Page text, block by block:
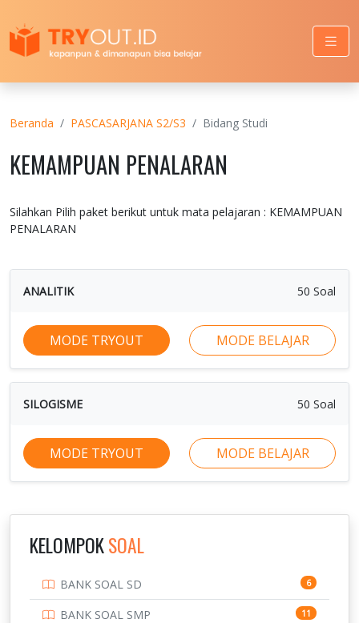
Beranda PASCASARJANA S2/S3 Bidang Studi
KEMAMPUAN PENALARAN
Silahkan Pilih paket berikut untuk mata pelajaran : KEMAMPUAN
PENALARAN
ANALITIK 50 Soal
MODE TRYOUT MODE BELAJAR
SILOGISME 50 Soal
MODE TRYOUT MODE BELAJAR
KELOMPOKSOAL
BANK SOAL SD 6
BANK SOAL SMP 11